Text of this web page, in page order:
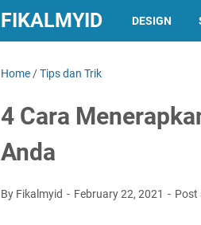
FIKALMYID DESIGN
Home /Tips dan Trik
4 Cara
Anda
By Fikalmyid February 22, 2021 Post